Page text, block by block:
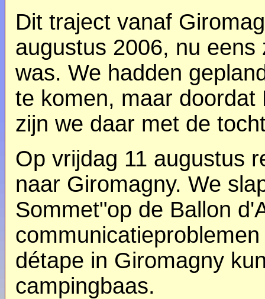
Dit traject vanaf
augustus 2006, nu
was. We hadden
te komen, maar doordat
zijn we daar met de
Op vrijdag 11 augustus
naar Giromagny. We
Sommet"op de Ballon
détape in Giromagny
campingbaas.